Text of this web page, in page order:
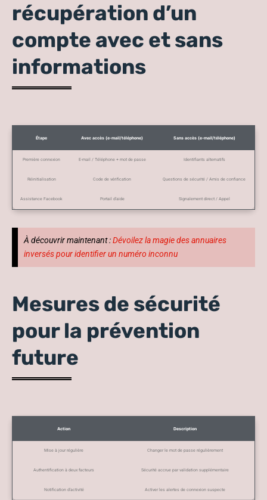
récupération d’un
compte avec et sans
informations
Étape Avec accès (e-mail/téléphone) Sans accès (e-mail/téléphone)
Première connexion E-mail / Téléphone + mot de passe Identifiants alternatifs
Réinitialisation Code de vérification Questions de sécurité / Amis de confiance
Assistance Facebook Portail d’aide Signalement direct / Appel
À découvrir maintenant :Dévoilez la magie des annuaires
inversés pour identifier un numéro inconnu
Mesures de sécurité
pour la prévention
future
Action Description
Mise à jour régulière Changer le mot de passe régulièrement
Authentification à deux facteurs Sécurité accrue par validation supplémentaire
Notification d’activité Activer les alertes de connexion suspecte